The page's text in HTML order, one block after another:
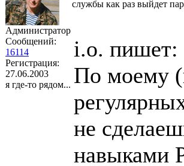
Администратор
Сообщений:
16114
Регистрация:
27.06.2003
я где-то рядом...
службы как раз выйдет
i.o. пишет:
По моему
не
навыками